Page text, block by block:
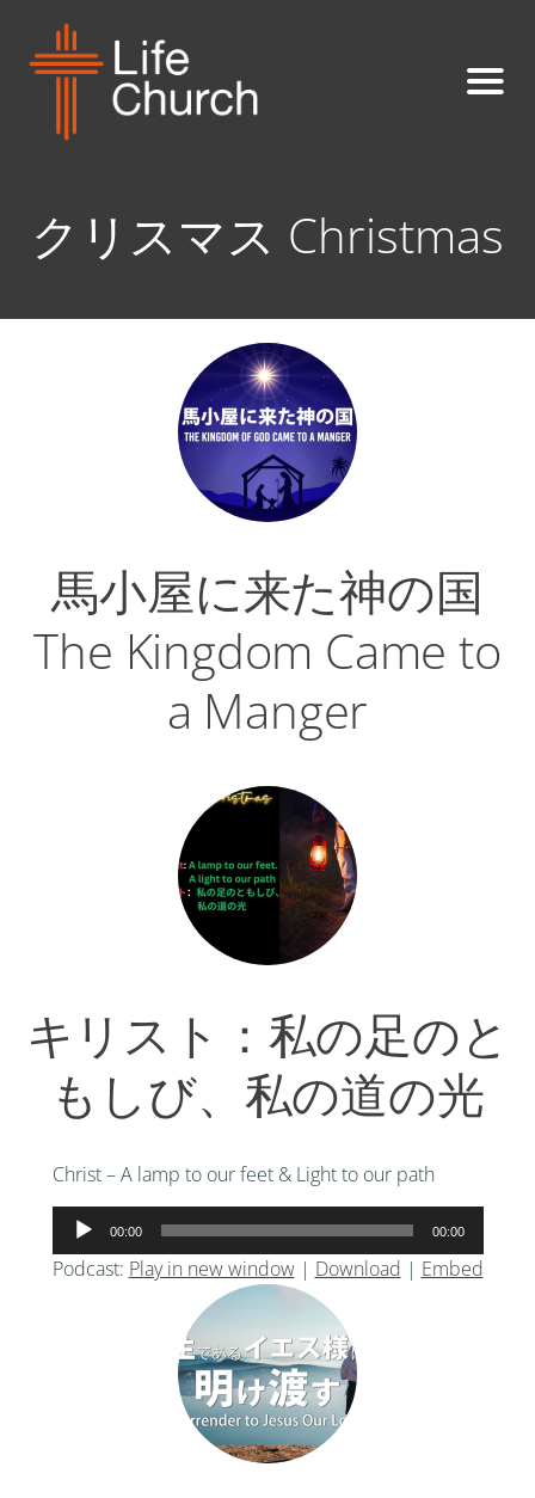
クリスマス Christmas
馬小屋に来た神の国
The Kingdom Came to
a Manger
キリスト：私の足のと
もしび、私の道の光
Christ – A lamp to our feet & Light to our path
声
プ
00:00 00:00
Podcast: Play in new window| Download | Embed